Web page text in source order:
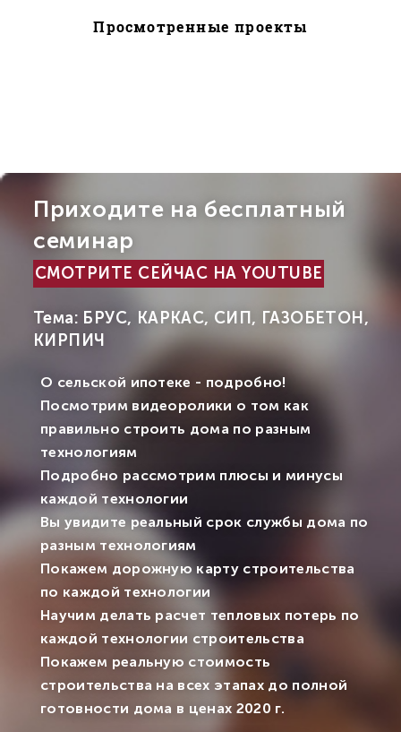
Просмотренные проекты
Приходите на бесплатный
семинар
СМОТРИТЕ СЕЙЧАС НА YOUTUBE
Тема: БРУС, КАРКАС, СИП, ГАЗОБЕТОН,
КИРПИЧ
О сельской ипотеке - подробно!
Посмотрим видеоролики о том как
правильно строить дома по разным
технологиям
Подробно рассмотрим плюсы и минусы
каждой технологии
Вы увидите реальный срок службы дома по
разным технологиям
Покажем дорожную карту строительства
по каждой технологии
Научим делать расчет тепловых потерь по
каждой технологии строительства
Покажем реальную стоимость
строительства на всех этапах до полной
готовности дома в ценах 2020 г.